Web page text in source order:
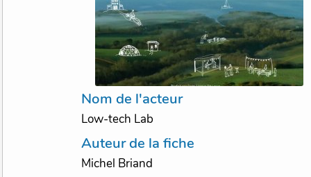
Nom de l'acteur
Low-tech Lab
Auteur de la fiche
Michel Briand